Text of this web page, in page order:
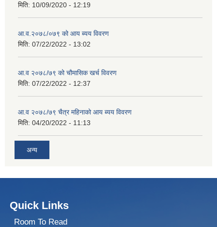
मिति: 10/09/2020 - 12:19
आ.व.२०७८/०७९ को आय ब्यय विवरण
मिति: 07/22/2022 - 13:02
आ.व २०७८/७९ को चौमासिक खर्च विवरण
मिति: 07/22/2022 - 12:37
आ.व २०७८/७९ चैत्र महिनाको आय ब्यय विवरण
मिति: 04/20/2022 - 11:13
अन्य
Quick Links
Room To Read